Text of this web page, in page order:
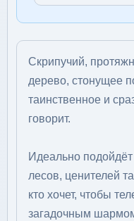
Скрипучий,
дерево, стонущее
таинственное и
говорит.
Идеально
лесов, ценителей
кто хочет, чтобы
загадочным